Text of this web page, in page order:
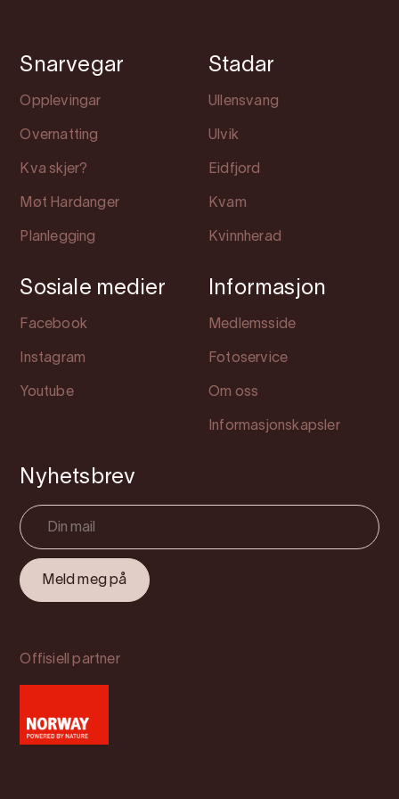
Snarvegar
Opplevingar
Overnatting
Kva skjer?
Møt Hardanger
Planlegging
Stadar
Ullensvang
Ulvik
Eidfjord
Kvam
Kvinnherad
Sosiale medier
Facebook
Instagram
Youtube
Informasjon
Medlemsside
Fotoservice
Om oss
Informasjonskapsler
Nyhetsbrev
Offisiell partner